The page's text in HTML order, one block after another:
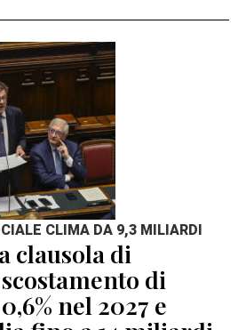
CLIMA DA 9,3 MILIARDI
clausola di
di
nel 2027 e